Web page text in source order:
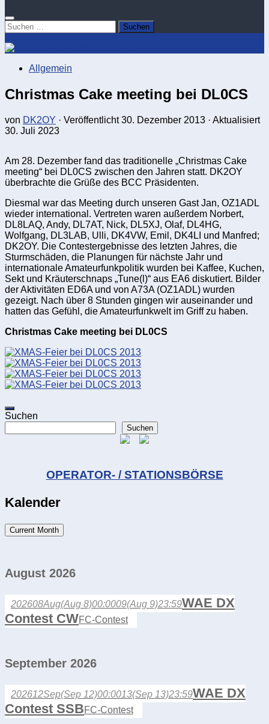
Suchen
nach:
Allgemein
Christmas Cake meeting bei DL0CS
von DK2OY · Veröffentlicht30. Dezember 2013 · Aktualisiert
30. Juli 2023
Am 28. Dezember fand das traditionelle „Christmas Cake
meeting“ bei DL0CS zwischen den Jahren statt. DK2OY
überbrachte die Grüße des BCC Präsidenten.
Diesmal war das Meeting durch unseren Gast Jan, OZ1ADL
wieder international. Vertreten waren außerdem Norbert,
DL8LAQ, Andy, DL7AT, Nick, DL5XJ, Olaf, DL4HG,
Wolfgang, DL3LAB, Ulli, DK4VW, Emil, DK4LI und Manfred;
DK2OY. Die Contestergebnisse des letzten Jahres, die
Sturmschäden, die Planungen für nächste Jahr und
internationale Amateurfunkpolitik wurden bei Kaffee, Kuchen,
Sekt und Kräuterschnaps „Tune(l)“ aus EA6 diskutiert. Bilder
der Aktivitäten ED6A und von A73A (OZ1ADL) wurden
gezeigt. Nach über 8 Stunden gingen wir auseinander und
hatten das Gefühl, die Amateurfunkwelt im Griff zu haben.
Christmas Cake meeting bei DL0CS
Suchen
Suchen
OPERATOR- / STATIONSBÖRSE
Kalender
Current Month
August 2026
202608Aug(Aug 8)00:0009(Aug 9)23:59WAE DX
Contest CWFC-Contest
September 2026
202612Sep(Sep 12)00:0013(Sep 13)23:59WAE DX
Contest SSBFC-Contest